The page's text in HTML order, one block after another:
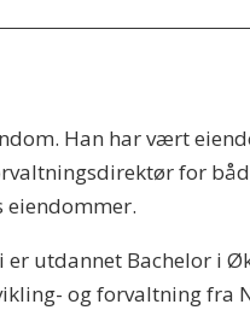
Han har vært
for
eiendommer.
er utdannet Bachelor i
og forvaltning fra